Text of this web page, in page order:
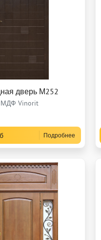
дверь М252
Vinorit
Подробнее